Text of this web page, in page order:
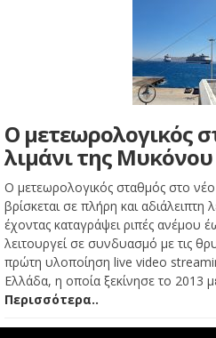
Ο μετεωρολογικός
λιμάνι της Μυκόνου
Ο μετεωρολογικός σταθμός στο
βρίσκεται σε πλήρη και αδιάλειπτη
έχοντας καταγράψει ριπές ανέμου
λειτουργεί σε συνδυασμό με τις
πρώτη υλοποίηση live video
Ελλάδα, η οποία ξεκίνησε το 2013
Περισσότερα..